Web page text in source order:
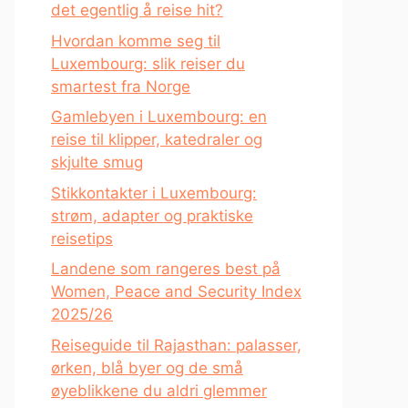
det egentlig å reise hit?
Hvordan komme seg til
Luxembourg: slik reiser du
smartest fra Norge
Gamlebyen i Luxembourg: en
reise til klipper, katedraler og
skjulte smug
Stikkontakter i Luxembourg:
strøm, adapter og praktiske
reisetips
Landene som rangeres best på
Women, Peace and Security Index
2025/26
Reiseguide til Rajasthan: palasser,
ørken, blå byer og de små
øyeblikkene du aldri glemmer